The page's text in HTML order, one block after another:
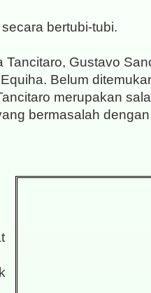
bertubi-tubi.
Tancitaro, Gustavo
Belum
merupakan
bermasalah